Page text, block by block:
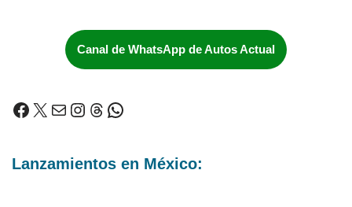
Canal de WhatsApp de Autos Actual
Lanzamientos en México: